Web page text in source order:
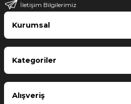
İletişim Bilgilerimiz
Kurumsal
Kategoriler
Alışveriş